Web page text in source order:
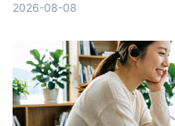
2026-08-08